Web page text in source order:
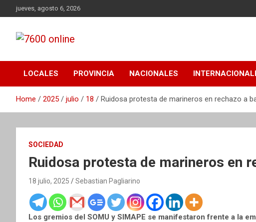
to
jueves, agosto 6, 2026
7600 online
local, nacional e internacional, deportiva y cultural.
LOCALES
PROVINCIA NACIONALES
Home 2025 julio 18 Ruidosa protesta de marineros en rechazo a
SOCIEDAD
Ruidosa protesta de marineros en
18 julio, 2025 Sebastian Pagliarino
Los gremios del SOMU y SIMAPE se manifestaron frente a la